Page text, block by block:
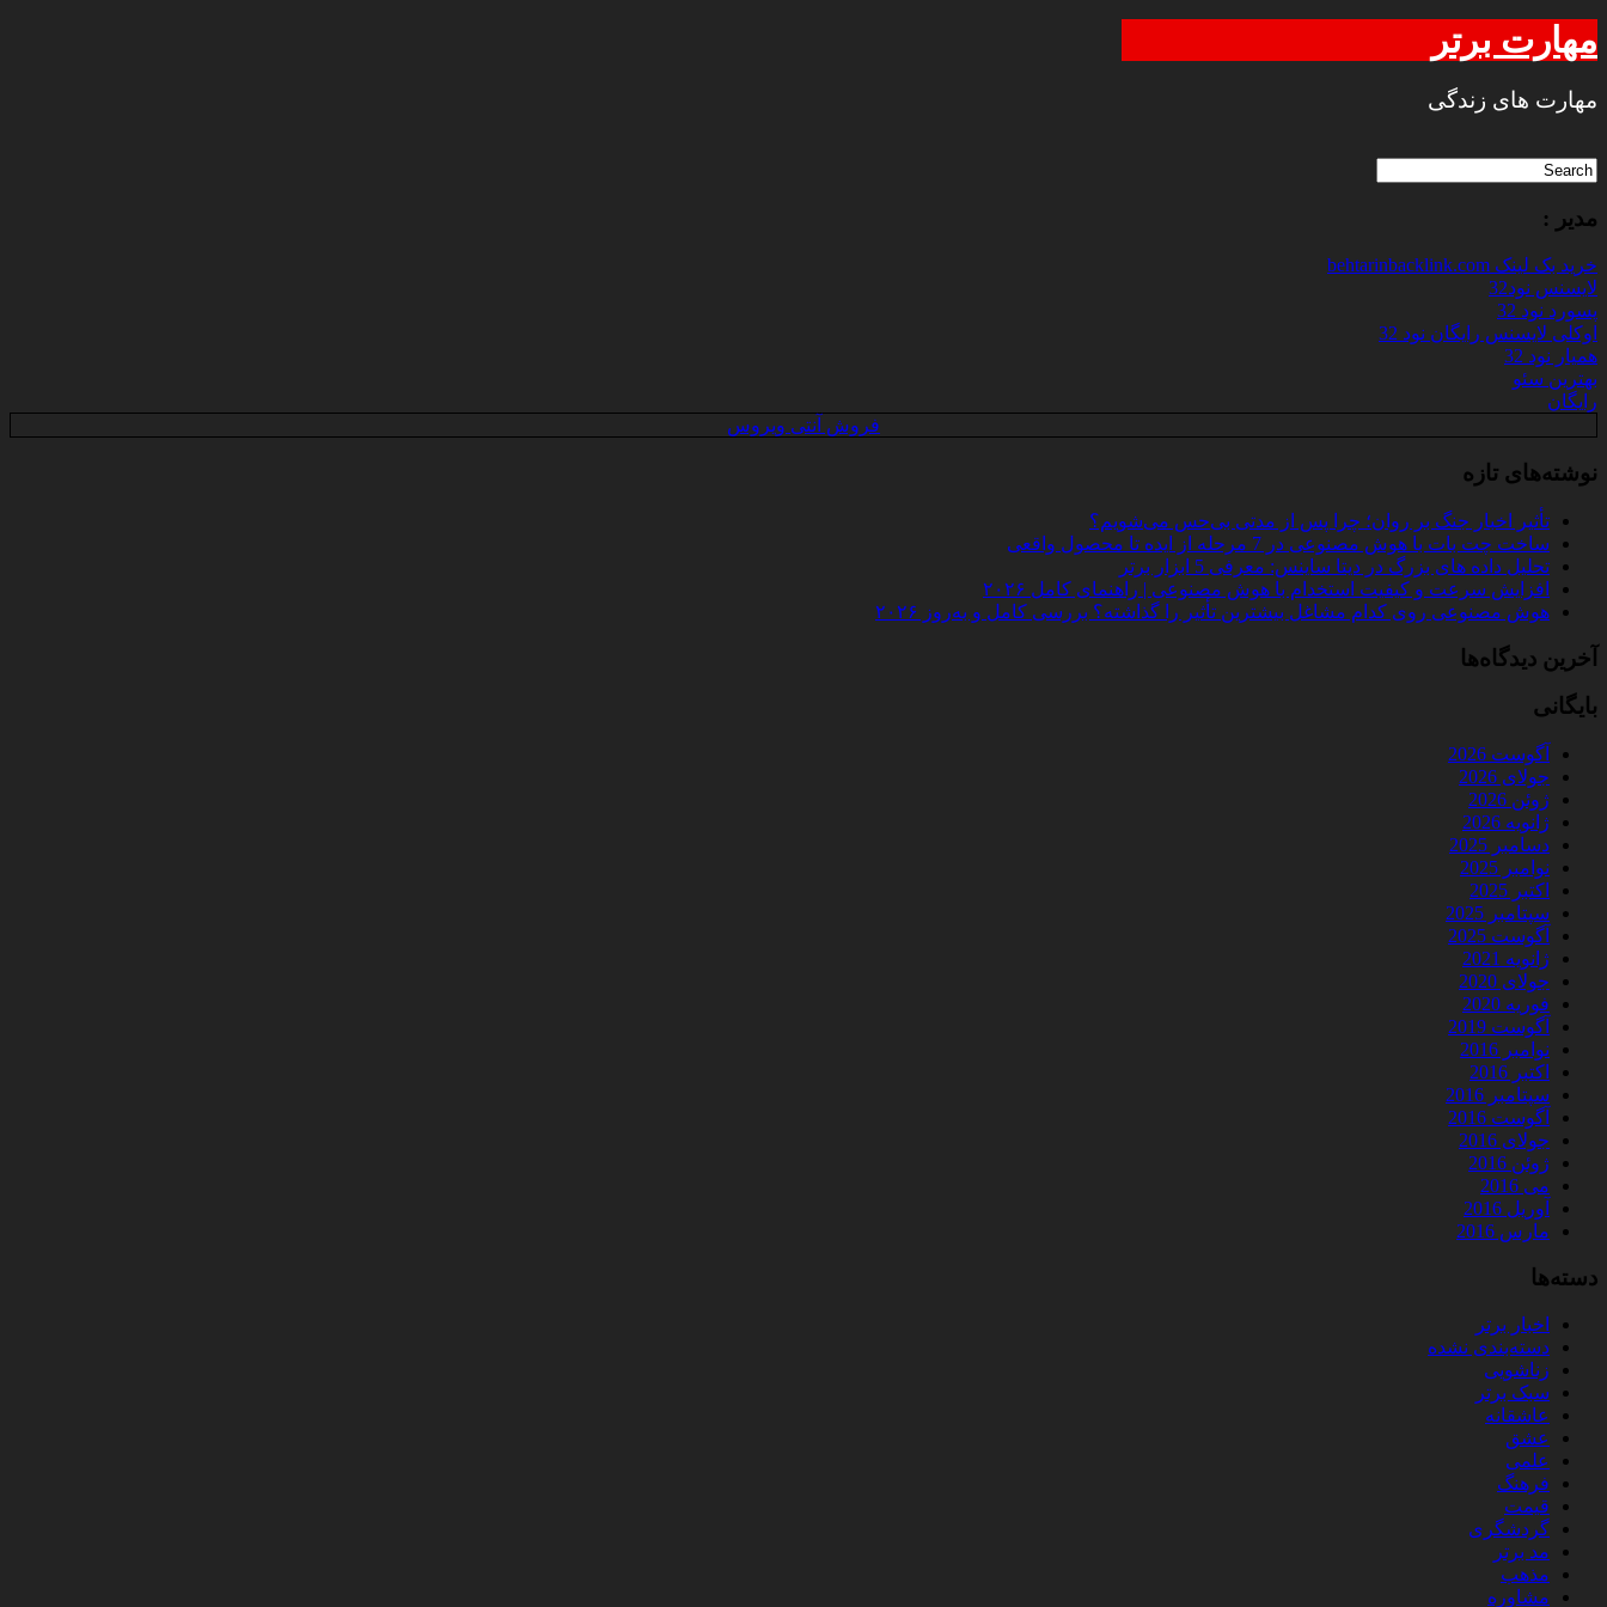
مهارت برتر
مهارت های زندگی
مدیر :
خرید بک لینک behtarinbacklink.com
لایسنس نود32
پسورد نود 32
اوکلی لایسنس رایگان نود 32
همیار نود 32
بهترین سئو
رایگان
فروش آنتی ویروس
نوشته‌های تازه
تأثیر اخبار جنگ بر روان؛ چرا پس از مدتی بی‌حس می‌شویم؟
ساخت چت‌ بات با هوش مصنوعی در 7 مرحله از ایده تا محصول واقعی
تحلیل داده‌ های بزرگ در دیتا ساینس: معرفی 5 ابزار برتر
افزایش سرعت و کیفیت استخدام با هوش مصنوعی | راهنمای کامل ۲۰۲۶
هوش مصنوعی روی کدام مشاغل بیشترین تأثیر را گذاشته؟ بررسی کامل و به‌روز ۲۰۲۶
آخرین دیدگاه‌ها
بایگانی
آگوست 2026
جولای 2026
ژوئن 2026
ژانویه 2026
دسامبر 2025
نوامبر 2025
اکتبر 2025
سپتامبر 2025
آگوست 2025
ژانویه 2021
جولای 2020
فوریه 2020
آگوست 2019
نوامبر 2016
اکتبر 2016
سپتامبر 2016
آگوست 2016
جولای 2016
ژوئن 2016
می 2016
آوریل 2016
مارس 2016
دسته‌ها
اخبار برتر
دسته‌بندی نشده
زناشویی
سبک برتر
عاشقانه
عشق
علمی
فرهنگ
قیمت
گردشگری
مد برتر
مذهب
مشاوره